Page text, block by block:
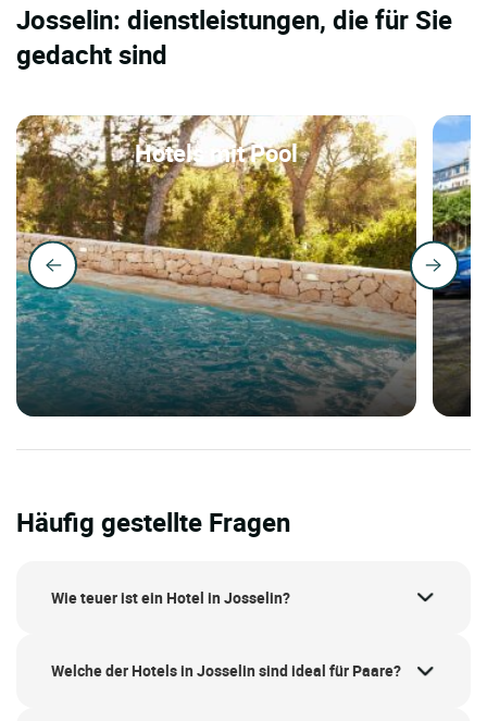
Josselin: dienstleistungen, die für Sie
gedacht sind
Hotels mit Pool
Häufig gestellte Fragen
Wie teuer ist ein Hotel in Josselin?
Welche der Hotels in Josselin sind ideal für Paare?